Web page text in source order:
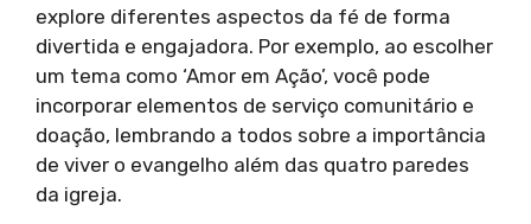
explore diferentes aspectos da fé de forma
divertida e engajadora. Por exemplo, ao escolher
um tema como ‘Amor em Ação’, você pode
incorporar elementos de serviço comunitário e
doação, lembrando a todos sobre a importância
de viver o evangelho além das quatro paredes
da igreja.